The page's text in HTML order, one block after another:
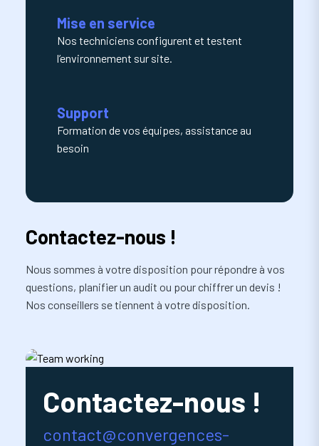
Mise en service
Nos techniciens configurent et testent
l’environnement sur site.
Support
Formation de vos équipes, assistance au
besoin
Contactez-nous !
Nous sommes à votre disposition pour répondre à vos
questions, planifier un audit ou pour chiffrer un devis !
Nos conseillers se tiennent à votre disposition.
Contactez-nous !
contact@convergences-